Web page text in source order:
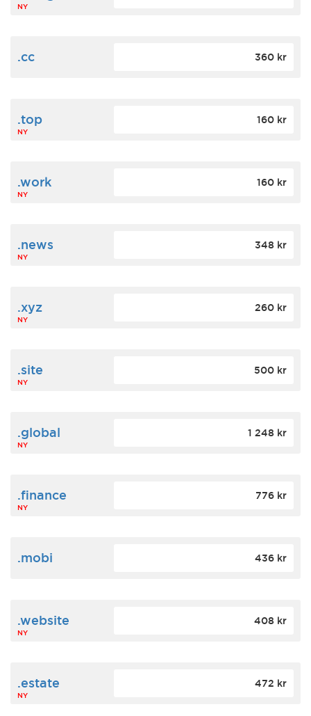
NY
.cc 360 kr
.top
NY
160 kr
.work
NY
160 kr
.news
NY
348 kr
.xyz
NY
260 kr
.site
NY
500 kr
.global
NY
1 248 kr
.finance
NY
776 kr
.mobi 436 kr
.website
NY
408 kr
.estate
NY
472 kr